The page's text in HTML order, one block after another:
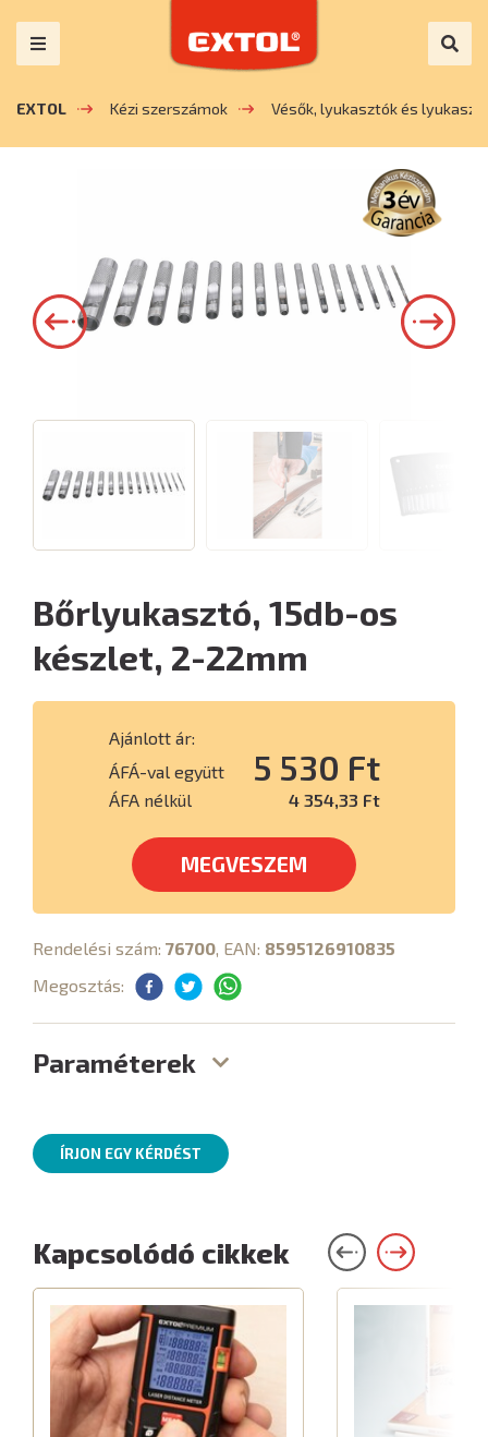
EXTOL Kézi szerszámok Vésők, lyukasztók és
Bőrlyukasztó, 15db-os
készlet, 2-22mm
Ajánlott ár:
ÁFÁ-val együtt
5 530 Ft
ÁFA nélkül 4 354,33 Ft
MEGVESZEM
Rendelési szám: 76700, EAN: 8595126910835
Megosztás:
Paraméterek
ÍRJON EGY KÉRDÉST
Kapcsolódó cikkek